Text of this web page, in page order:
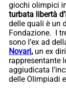
giochi olimpici
turbata libertà
delle quali è un
Fondazione. I
sono l’ex ad
Novari, un ex
rappresentante
aggiudicata
delle Olimpiadi